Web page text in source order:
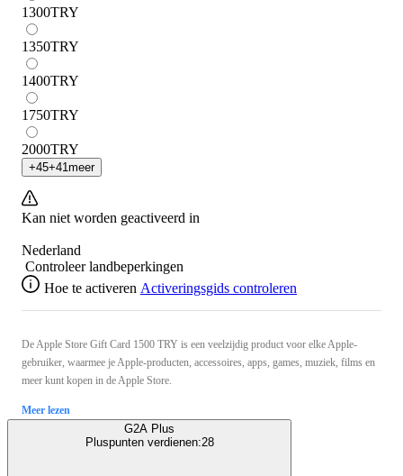
1300TRY
1350TRY
1400TRY
1750TRY
2000TRY
+45+41 meer
Kan niet worden geactiveerd in
Nederland
Controleer landbeperkingen
Hoe te activeren Activeringsgids controleren
De Apple Store Gift Card 1500 TRY is een veelzijdig product voor elke Apple-
gebruiker, waarmee je Apple-producten, accessoires, apps, games, muziek, films en
meer kunt kopen in de Apple Store.
Meer lezen
G2A Plus
Pluspunten verdienen:28